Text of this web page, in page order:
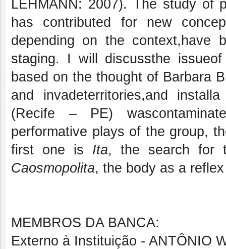
LEHMANN: 2007). The study of
has contributed for new
depending on the context,have
staging. I will discussthe
based on the thought of Barbara
and invadeterritories,and
(Recife – PE)
performative plays of the group,
first one is Ita, the search for
Caosmopolita, the body as a
MEMBROS DA BANCA:
Externo à Instituição - ANTÔNIO